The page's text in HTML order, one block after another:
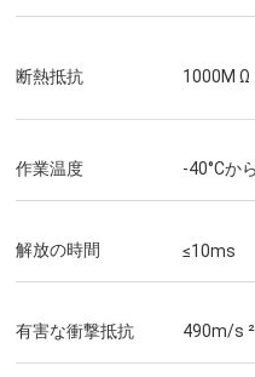
非常に速くおよび話すこと容易答
断熱抵抗 1000M Ω
作業温度 -40°Cか
解放の時間 ≤10ms
有害な衝撃抵抗 490m/s ²